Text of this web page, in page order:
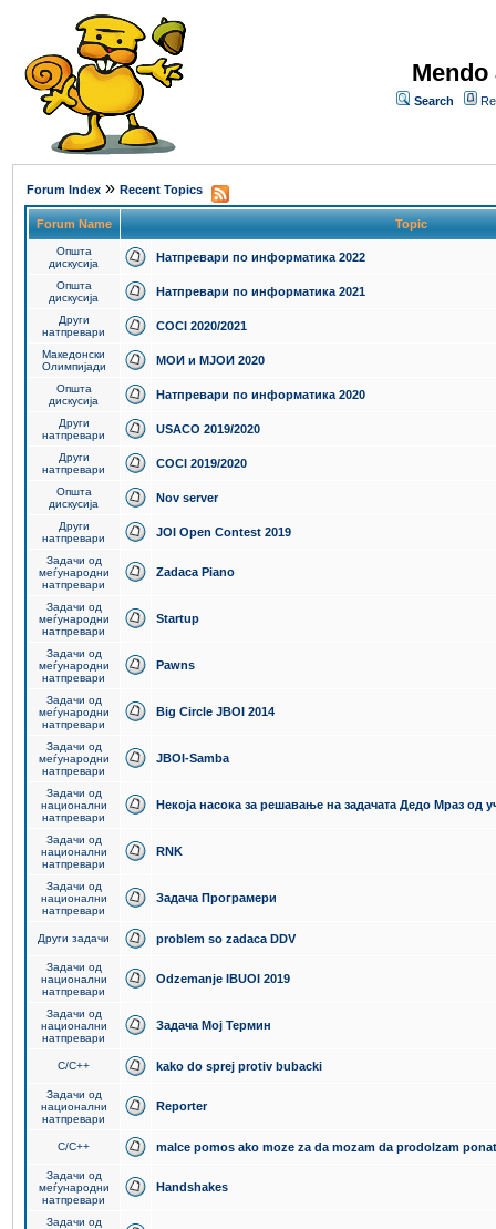
Search
Forum Index » Recent Topics
Forum Name Topic
Општа
дискусија
Натпревари по информатика 2022
Општа
дискусија
Натпревари по информатика 2021
Други
натпревари
COCI 2020/2021
Македонски
Олимпијади
МОИ и МЈОИ 2020
Општа
дискусија
Натпревари по информатика 2020
Други
натпревари
USACO 2019/2020
Други
натпревари
COCI 2019/2020
Општа
дискусија
Nov server
Други
натпревари
JOI Open Contest 2019
Задачи од
меѓународни
натпревари
Zadaca Piano
Задачи од
меѓународни
натпревари
Startup
Задачи од
меѓународни
натпревари
Pawns
Задачи од
меѓународни
натпревари
Big Circle JBOI 2014
Задачи од
меѓународни
натпревари
JBOI-Samba
Задачи од
национални
натпревари
Некоја насока за решавање на задачата Дедо Мраз од
Задачи од
национални
натпревари
RNK
Задачи од
национални
натпревари
Задача Програмери
Други задачи problem so zadaca DDV
Задачи од
национални
натпревари
Odzemanje IBUOI 2019
Задачи од
национални
натпревари
Задача Мој Термин
C/C++ kako do sprej protiv bubacki
Задачи од
национални
натпревари
Reporter
C/C++ malce pomos ako moze za da mozam da prodolzam
Задачи од
меѓународни
натпревари
Handshakes
Задачи од